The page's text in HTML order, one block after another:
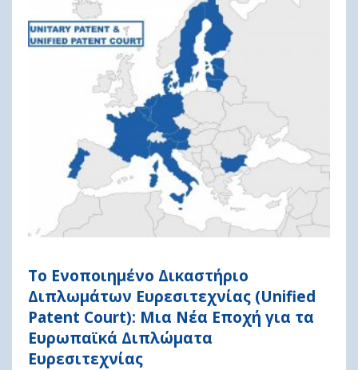
Το Ενοποιημένο Δικαστήριο
Διπλωμάτων Ευρεσιτεχνίας (Unified
Patent Court): Μια Νέα Εποχή για τα
Ευρωπαϊκά Διπλώματα
Ευρεσιτεχνίας